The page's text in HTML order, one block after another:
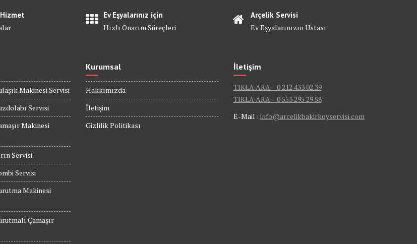
Ev Eşyalarınız için
Hızlı Onarım Süreçleri
Arçelik Servisi
Ev Eşyalarınızın Ustası
Makinesi Servisi
Servisi
Makinesi
Servisi
Servisi
Makinesi
Çamaşır
Kurumsal
Hakkımızda
İletişim
Gizlilik Politikası
İletişim
TIKLA ARA – 0 212 433 02 39
TIKLA ARA – 0 553 295 29 58
E-Mail : info@arcelikbakirkoyservisi.com